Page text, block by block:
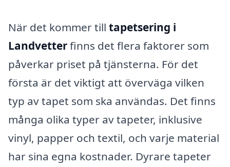
När det kommer till tapetsering i
Landvetterfinns det flera faktorer som
påverkar priset på tjänsterna. För det
första är det viktigt att överväga vilken
typ av tapet som ska användas. Det finns
många olika typer av tapeter, inklusive
vinyl, papper och textil, och varje material
har sina egna kostnader. Dyrare tapeter